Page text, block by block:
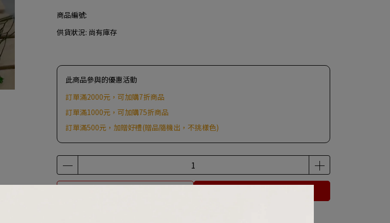
商品編號:
供貨狀況: 尚有庫存
此商品參與的優惠活動
訂單滿2000元，可加購7折商品
訂單滿1000元，可加購75折商品
訂單滿500元，加贈好禮(贈品隨機出，不挑樣色)